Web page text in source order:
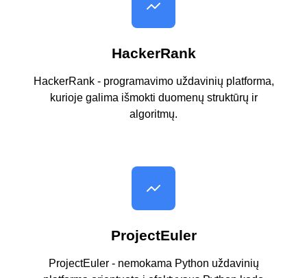
HackerRank
HackerRank - programavimo uždavinių platforma,
kurioje galima išmokti duomenų struktūrų ir
algoritmų.
ProjectEuler
ProjectEuler - nemokama Python uždavinių